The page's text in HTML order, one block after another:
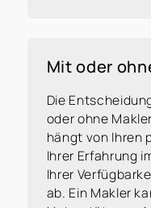
Mit oder
Die
oder ohne
hängt von Ihren
Ihrer Erfahrung
Ihrer
ab. Ein Makler
Telefon*
Mit diesem
die